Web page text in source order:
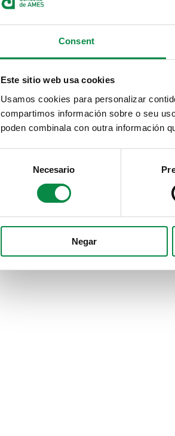
Consent
Este sitio web usa cookies
Usamos cookies para personalizar
compartimos información sobre o seu
poden combinala con outra información
Necesario
Negar